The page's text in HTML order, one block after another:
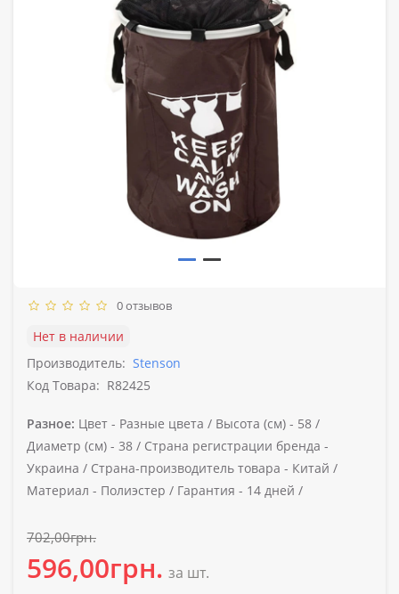
0 отзывов
Нет в наличии
Производитель: Stenson
Код Товара: R82425
Разное: Цвет - Разные цвета / Высота (см) - 58 /
Диаметр (см) - 38 / Страна регистрации бренда -
Украина / Страна-производитель товара - Китай /
Материал - Полиэстер / Гарантия - 14 дней /
702,00грн.
596,00грн. за шт.